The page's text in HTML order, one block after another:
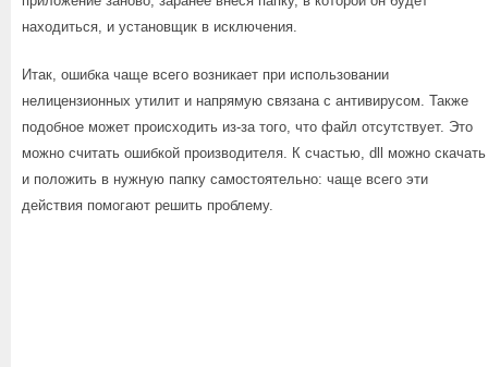
находиться, и установщик в исключения.
Итак, ошибка чаще всего возникает при использовании
нелицензионных утилит и напрямую связана с антивирусом. Также
подобное может происходить из-за того, что файл отсутствует. Это
можно считать ошибкой производителя. К счастью, dll можно скачать
и положить в нужную папку самостоятельно: чаще всего эти
действия помогают решить проблему.